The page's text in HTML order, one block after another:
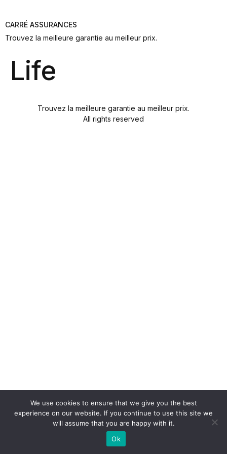
CARRÉ ASSURANCES
Trouvez la meilleure garantie au meilleur prix.
Life
Trouvez la meilleure garantie au meilleur prix.
All rights reserved
We use cookies to ensure that we give you the best
experience on our website. If you continue to use this site we
will assume that you are happy with it.
Ok